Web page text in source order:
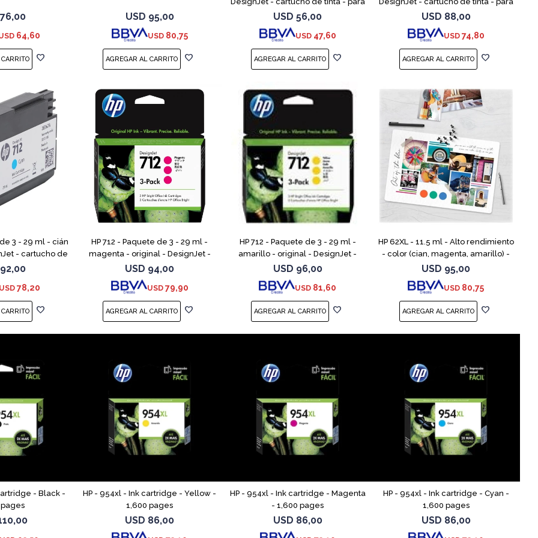
76,00
64,60
USD 95,00
USD 80,75
DesignJet Studio, T210, T230, T250,
T630, T650
USD 56,00
USD 47,60
DesignJet Studio, T210, T230, T250,
T630, T650
USD 88,00
USD 74,80
3 - 29 ml - cián
- cartucho de
Studio, T210,
T630,
92,00
78,20
HP 712 - Paquete de 3 - 29 ml -
magenta - original - DesignJet -
cartucho de tinta - para DesignJet
Studio, T210, T230, T250, T6
USD 94,00
USD 79,90
HP 712 - Paquete de 3 - 29 ml -
amarillo - original - DesignJet -
cartucho de tinta - para DesignJet
Studio, T210, T230, T250, T
USD 96,00
USD 81,60
HP 62XL - 11.5 ml - Alto rendimiento
- color (cian, magenta, amarillo) -
original - cartucho de tinta - para
ENVY 55XX, 56XX, 76
USD 95,00
USD 80,75
- Black -
HP - 954xl - Ink cartridge - Yellow -
1,600 pages
USD 86,00
HP - 954xl - Ink cartridge - Magenta
- 1,600 pages
USD 86,00
HP - 954xl - Ink cartridge - Cyan -
1,600 pages
USD 86,00